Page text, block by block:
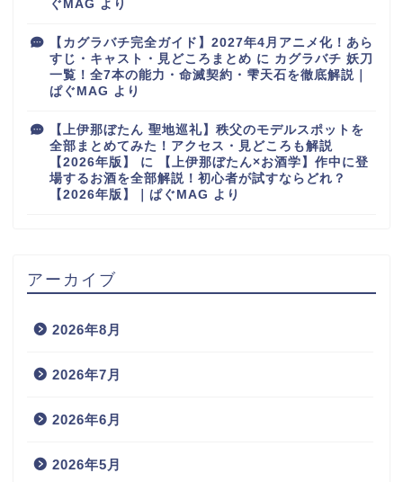
ぐMAG より
【カグラバチ完全ガイド】2027年4月アニメ化！あら
すじ・キャスト・見どころまとめ に カグラバチ 妖刀
一覧！全7本の能力・命滅契約・雫天石を徹底解説｜
ぱぐMAG より
【上伊那ぼたん 聖地巡礼】秩父のモデルスポットを
全部まとめてみた！アクセス・見どころも解説
【2026年版】
に
【上伊那ぼたん×お酒学】作中に登
場するお酒を全部解説！初心者が試すならどれ？
【2026年版】｜ぱぐMAG より
アーカイブ
2026年8月
2026年7月
2026年6月
2026年5月